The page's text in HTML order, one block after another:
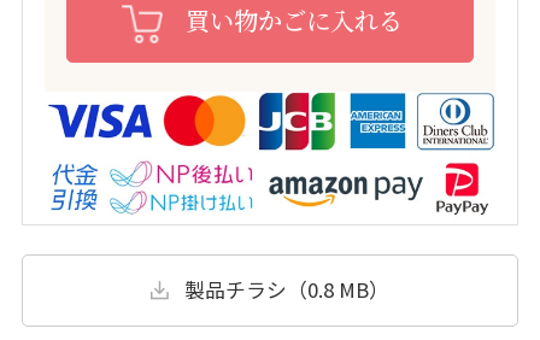
買い物かごに入れる
製品チラシ（0.8 MB）